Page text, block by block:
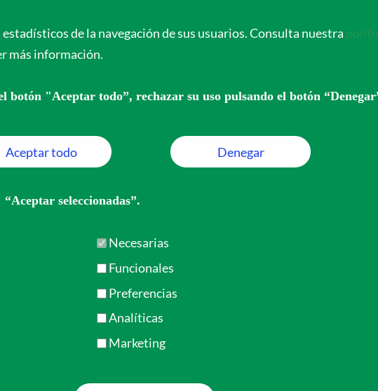
Colaboración
de 2022
de la navegación de sus usuarios. Consulta nuestra
más información.
botón "Aceptar todo”, rechazar su uso pulsando el botón
Aceptar todo Denegar
seleccionadas”.
Necesarias
Funcionales
Preferencias
Analíticas
Marketing